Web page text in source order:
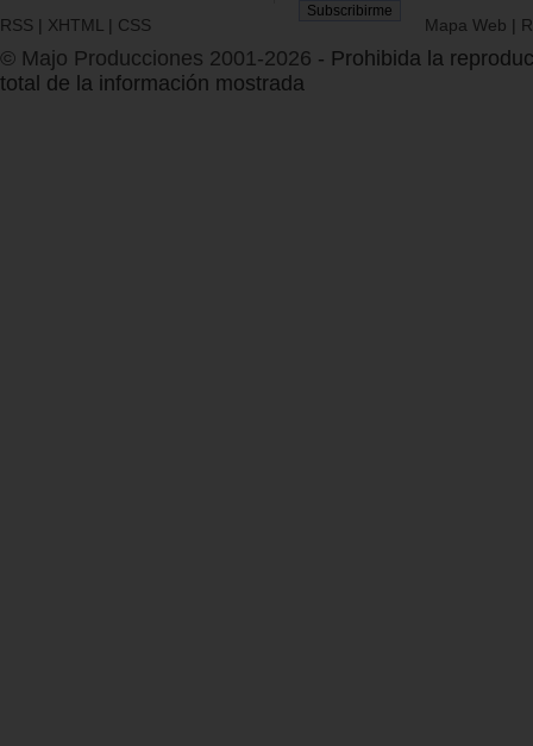
RSS | XHTML | CSS Mapa Web |
© Majo Producciones 2001-2026 - Prohibida la
total de la información mostrada